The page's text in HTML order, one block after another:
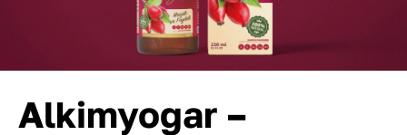
Alkimyogar –